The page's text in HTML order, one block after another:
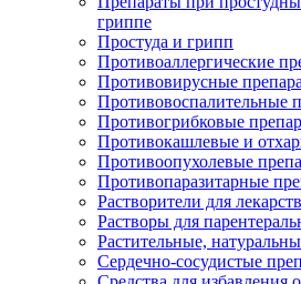
гриппе
Простуда и грипп
Противоаллергические
Противовирусные
Противовоспалительные
Противогрибковые
Противокашлевые и
Противоопухолевые
Противопаразитарные
Растворители для
Растворы для
Растительные,
Сердечно-сосудистые